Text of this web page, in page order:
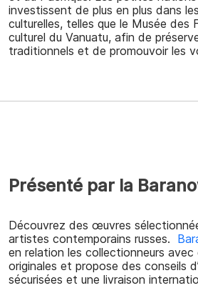
investissent de plus en plus dans
culturelles, telles que le Musée des
culturel du Vanuatu, afin de
traditionnels et de promouvoir les
Présenté par la
Découvrez des œuvres
artistes contemporains russes.
en relation les collectionneurs avec
originales et propose des conseils
sécurisées et une livraison